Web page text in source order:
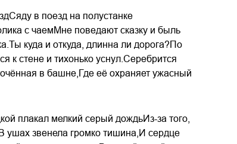
в поезд на полустанке
с чаемМне поведают сказку и быль
куда и откуда, длинна ли дорога?По
к стене и тихонько уснул.Серебрится
в башне,Где её охраняет ужасный
плакал мелкий серый дождьИз-за того,
ушах звенела громко тишина,И сердце